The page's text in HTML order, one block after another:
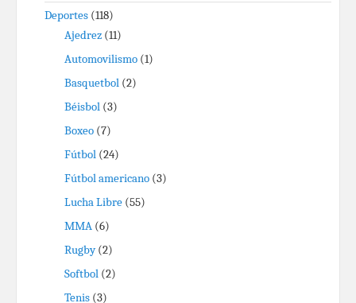
Deportes (118)
Ajedrez (11)
Automovilismo (1)
Basquetbol (2)
Béisbol (3)
Boxeo (7)
Fútbol (24)
Fútbol americano (3)
Lucha Libre (55)
MMA (6)
Rugby(2)
Softbol (2)
Tenis (3)